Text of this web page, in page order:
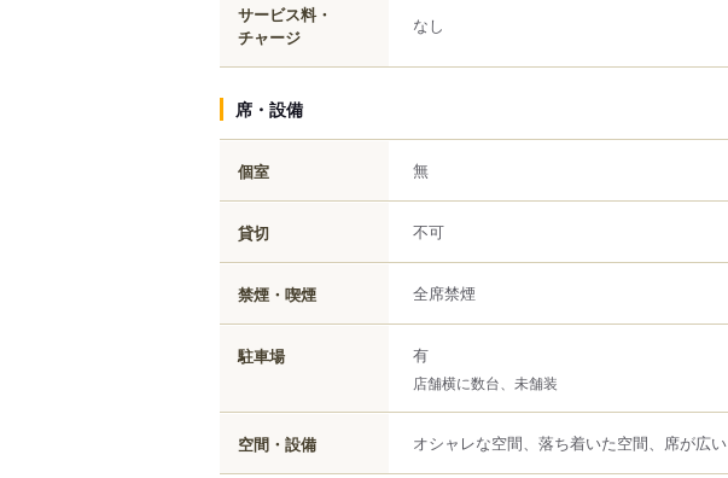
サービス料・
チャージ
なし
席・設備
個室 無
貸切 不可
禁煙・喫煙 全席禁煙
駐車場 有
店舗横に数台、未舗装
空間・設備 オシャレな空間、落ち着いた空間、席が広い